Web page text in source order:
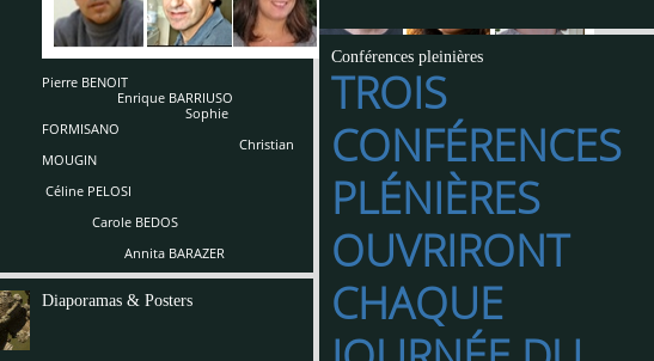
Pierre BENOIT
Enrique BARRIUSO
Sophie
FORMISANO
Christian
MOUGIN
Céline PELOSI
Carole BEDOS
Annita BARAZER
Conférences pleinières
TROIS
CONFÉRENCES
PLÉNIÈRES
OUVRIRONT
CHAQUE
Diaporamas & Posters